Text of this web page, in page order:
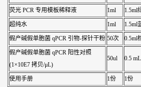
荧光 PCR 专用模板稀释液 1ml 1.5ml
超纯水 1ml 1.5ml
假产碱假单胞菌 qPCR 引物-探针干粉 50次 0.5ml
假产碱假单胞菌 qPCR 阳性对照
(1×10E7 拷贝/μL)
50ul 0.5
使用手册 1份 1份